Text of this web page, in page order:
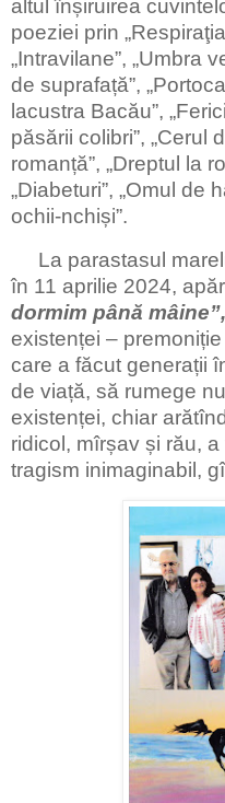
altul înșiruirea
poeziei prin
„Intravilane”, „Umbra
de suprafață”,
lacustra Bacău”,
păsării colibri”, „Cerul
romanță”, „Dreptul la
„Diabeturi”, „Omul de
ochii-nchiși”.
La parastasul
în 11 aprilie 2024,
dormim până mâine”,
existenței –
care a făcut generații
de viață, să rumege
existenței, chiar
ridicol, mîrșav și rău,
tragism inimaginabil,